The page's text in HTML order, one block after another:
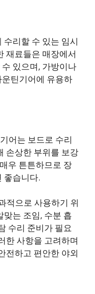
리할 수 있는 임시
재료들은 매장에서
있으며, 가방이나
틴기어에 유용하
어는 보드로 수리
손상한 부위를 보강
우 튼튼하므로 장
좋습니다.
적으로 사용하기 위
는 조임, 수분 흡
수리 준비가 필요
한 사항을 고려하며
전하고 편안한 야외